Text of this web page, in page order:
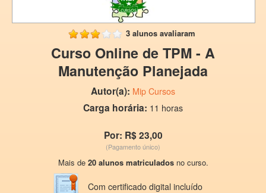
3 alunos avaliaram
Curso Online de TPM - A
Manutenção Planejada
Autor(a): Mip Cursos
Carga horária: 11 horas
Por: R$ 23,00
(Pagamento único)
Mais de 20 alunos matriculadosno curso.
Com certificado digital incluído